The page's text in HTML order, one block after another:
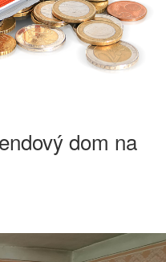
dom na